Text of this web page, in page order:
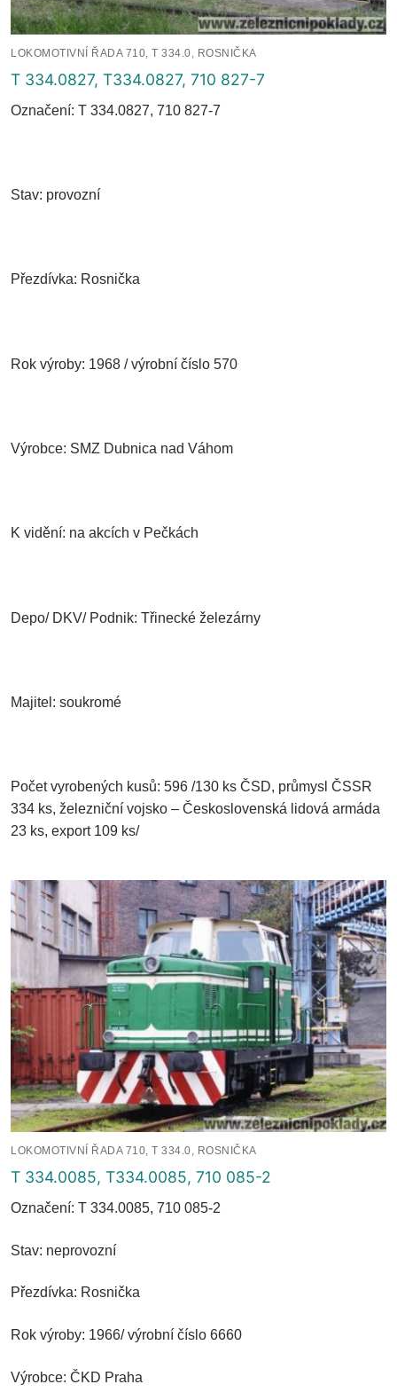
LOKOMOTIVNÍ ŘADA 710, T 334.0, ROSNIČKA
T 334.0827, T334.0827, 710 827-7
Označení: T 334.0827, 710 827-7
Stav: provozní
Přezdívka: Rosnička
Rok výroby: 1968 / výrobní číslo 570
Výrobce: SMZ Dubnica nad Váhom
K vidění: na akcích v Pečkách
Depo/ DKV/ Podnik: Třinecké železárny
Majitel: soukromé
Počet vyrobených kusů: 596 /130 ks ČSD, průmysl ČSSR
334 ks, železniční vojsko – Československá lidová armáda
23 ks, export 109 ks/
LOKOMOTIVNÍ ŘADA 710, T 334.0, ROSNIČKA
T 334.0085, T334.0085, 710 085-2
Označení: T 334.0085, 710 085-2
Stav: neprovozní
Přezdívka: Rosnička
Rok výroby: 1966/ výrobní číslo 6660
Výrobce: ČKD Praha